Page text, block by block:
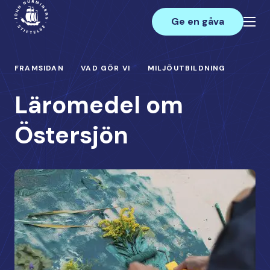
Hoppa
innehåll
Main
Ge en gåva
FRAMSIDAN VAD GÖR VI MILJÖUTBILDNING
Läromedel om
Östersjön